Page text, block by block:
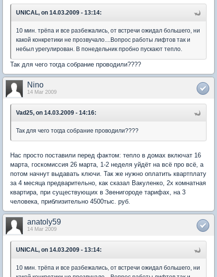
UNICAL, on 14.03.2009 - 13:14:
10 мин. трёпа и все разбежались, от встречи ожидал большего, ни
какой конкретики не прозвучало....Вопрос работы лифтов так и
небыл урегулирован. В понедельник пробно пускают тепло.
Так для чего тогда собрание проводили????
Nino
14 Mar 2009
Vad25, on 14.03.2009 - 14:16:
Так для чего тогда собрание проводили????
Нас просто поставили перед фактом: тепло в домах включат 16
марта, госкомиссия 26 марта, 1-2 неделя уйдёт на всё про всё, а
потом начнут выдавать ключи. Так же нужно оплатить квартплату
за 4 месяца предварительно, как сказал Вакуленко, 2х комнатная
квартира, при существующих в Звенигороде тарифах, на 3
человека, приблизительно 4500тыс. руб.
anatoly59
14 Mar 2009
UNICAL, on 14.03.2009 - 13:14:
10 мин. трёпа и все разбежались, от встречи ожидал большего, ни